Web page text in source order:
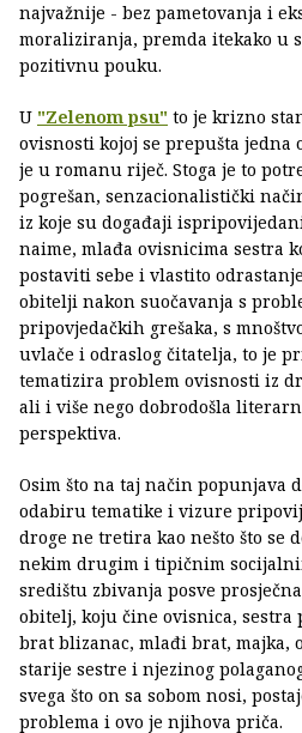
najvažnije - bez pametovanja i
moraliziranja, premda itekako u
pozitivnu pouku.
U "Zelenom psu" to je krizno
ovisnosti kojoj se prepušta jedna
je u romanu riječ. Stoga je to
pogrešan, senzacionalistički
iz koje su događaji
naime, mlađa ovisnicima sestra
postaviti sebe i vlastito
obitelji nakon suočavanja s
pripovjedačkih grešaka, s
uvlače i odraslog čitatelja, to je
tematizira problem ovisnosti iz
ali i više nego dobrodošla
perspektiva.
Osim što na taj način popunjava
odabiru tematike i vizure
droge ne tretira kao nešto što se
nekim drugim i tipičnim
središtu zbivanja posve
obitelj, koju čine ovisnica, sestra
brat blizanac, mlađi brat, majka,
starije sestre i njezinog
svega što on sa sobom nosi,
problema i ovo je njihova priča.